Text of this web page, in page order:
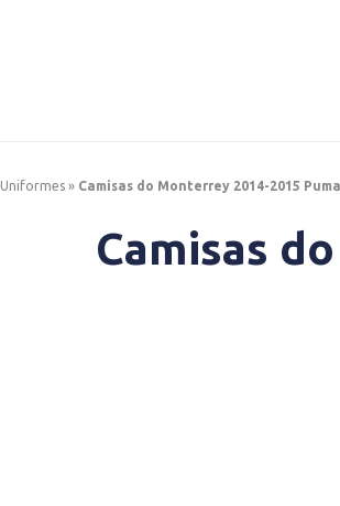
Uniformes » Camisas do Monterrey 2014-2015 Puma
Camisas